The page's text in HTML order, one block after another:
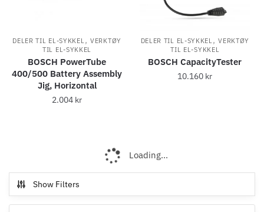
DELER TIL EL-SYKKEL ,VERKTØY
TIL EL-SYKKEL
BOSCH PowerTube
400/500 Battery Assembly
Jig, Horizontal
2.004 kr
DELER TIL EL-SYKKEL ,VERKTØY
TIL EL-SYKKEL
BOSCH CapacityTester
10.160 kr